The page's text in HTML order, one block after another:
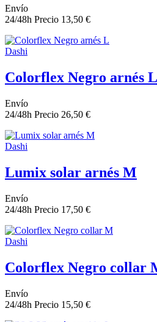
Envío
24/48h Precio 13,50 €
Dashi
Colorflex Negro arnés L
Envío
24/48h Precio 26,50 €
Dashi
Lumix solar arnés M
Envío
24/48h Precio 17,50 €
Dashi
Colorflex Negro collar
Envío
24/48h Precio 15,50 €